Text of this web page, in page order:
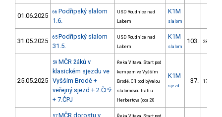
01.06.2025 66 Podřipský slalom
1.6.
USD Roudnice nad
Labem
K1M
slalom
31.05.2025 65 Podřipský slalom
31.5.
USD Roudnice nad
Labem
K1M
slalom
103. 28/DM
25.05.2025
59 MČR žáků v
klasickém sjezdu ve
Vyšším Brodě +
veřejný sjezd + 2.ČPž
+ 7.ČPJ
Řeka Vltava. Start pod
kempem ve Vyšším
Brodě. Cíl pod bývalou
slalomovou tratí u
Herbertova (cca 20
K1M
sjezd
37. 17/DM
MČR dorostu v